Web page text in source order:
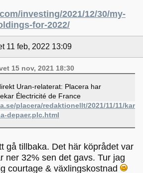
investing/2021/12/30/my-
for-2022/
11 feb, 2022 13:09
15 nov, 2021 18:30
Uran-relaterat: Placera har
Électricité de France
placera/redaktionellt/2021/11/11/
depaer.plc.html
gå tillbaka. Det här köprådet var
ner 32% sen det gavs. Tur jag
courtage & växlingskostnad